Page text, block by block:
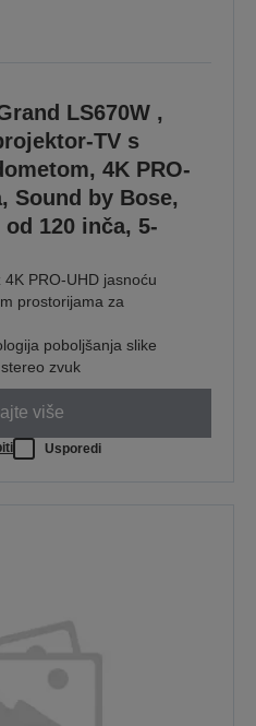
LS670W ,
TV s
4K PRO-
Sound by Bose,
120 inča, 5-
PRO-UHD jasnoću
prostorijama za
poboljšanja slike
zvuk
više
Usporedi